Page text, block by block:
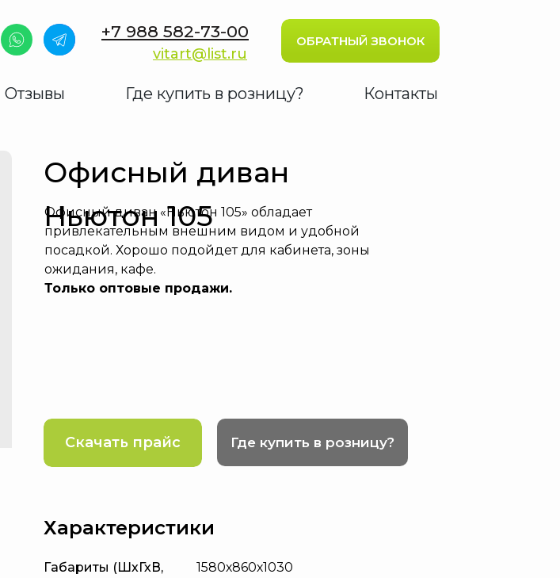
ОБРАТНЫЙ ЗВОНОК
Контакты
Где купить в розницу?
Отзывы
+7 988 582-73-00
vitart@list.ru
Офисный диван «Ньютон 105» обладает
привлекательным внешним видом и удобной
посадкой. Хорошо подойдет для кабинета, зоны
ожидания, кафе.
Только оптовые продажи.
Офисный диван
Ньютон 105
Где купить в розницу?
Скачать прайс
Габариты (ШхГхВ,
1580х860х1030
Характеристики